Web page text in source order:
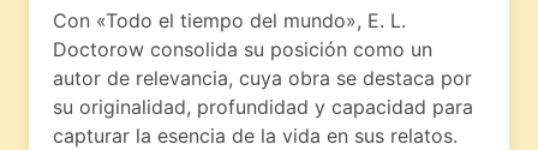
Con «Todo el tiempo del mundo», E. L.
Doctorow consolida su posición como un
autor de relevancia, cuya obra se destaca por
su originalidad, profundidad y capacidad para
capturar la esencia de la vida en sus relatos.